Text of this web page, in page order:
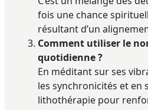
fois une chance
résultant d’un
Comment utiliser le
quotidienne ?
En méditant sur ses
les synchronicités et en
lithothérapie pour